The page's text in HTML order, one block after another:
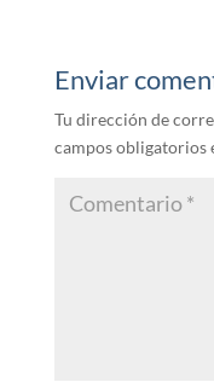
Enviar
Tu dirección de
campos obligatorios